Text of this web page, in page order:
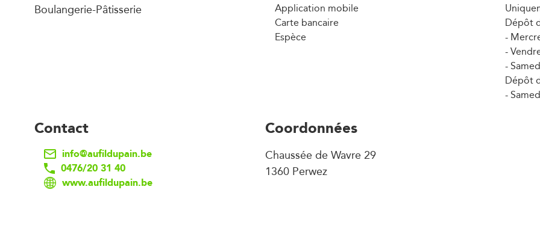
Boulangerie-Pâtisserie
Application mobile
Carte bancaire
Espèce
Dépôt
-
-
-
Dépôt
-
Contact
info@aufildupain.be
0476/20 31 40
www.aufildupain.be
Coordonnées
Chaussée de Wavre 29
1360 Perwez